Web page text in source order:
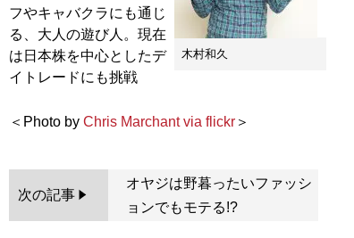
木村和久
フやキャバクラにも通じ
る、大人の遊び人。現在
は日本株を中心としたデ
イトレードにも挑戦
＜Photo by Chris Marchant via flickr
次の記事
オヤジは野暮ったいファッシ
ョンでもモテる!?